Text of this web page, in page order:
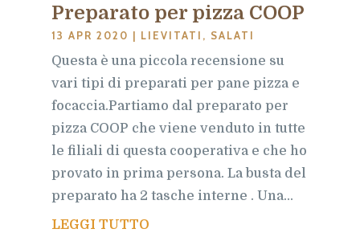
Preparato per pizza COOP
13 APR 2020 | LIEVITATI , SALATI
Questa è una piccola recensione su
vari tipi di preparati per pane pizza e
focaccia.Partiamo dal preparato per
pizza COOP che viene venduto in tutte
le filiali di questa cooperativa e che ho
provato in prima persona. La busta del
preparato ha 2 tasche interne . Una...
LEGGI TUTTO